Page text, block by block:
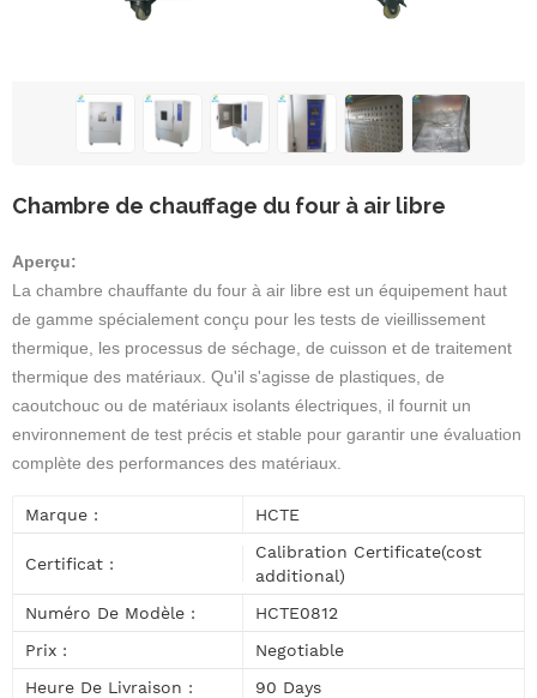
Chambre de chauffage du four à air libre
Aperçu:
La chambre chauffante du four à air libre est un équipement haut
de gamme spécialement conçu pour les tests de vieillissement
thermique, les processus de séchage, de cuisson et de traitement
thermique des matériaux. Qu'il s'agisse de plastiques, de
caoutchouc ou de matériaux isolants électriques, il fournit un
environnement de test précis et stable pour garantir une évaluation
complète des performances des matériaux.
Marque : HCTE
Certificat :
Calibration Certificate(cost
additional)
Numéro De Modèle :
HCTE0812
Prix :
Negotiable
Heure De Livraison :
90 Days